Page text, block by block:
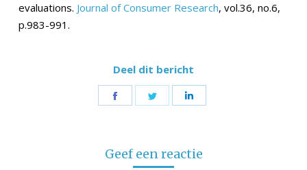
evaluations. Journal of Consumer Research, vol.36, no.6,
p.983-991.
Deel dit bericht
Share
Share
Geef een reactie